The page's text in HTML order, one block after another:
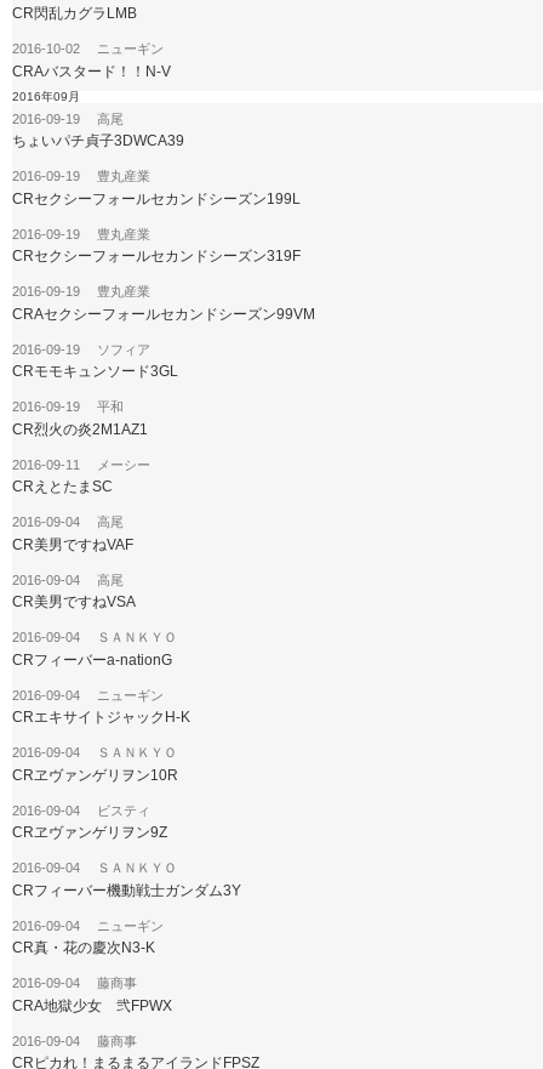
CR閃乱カグラLMB
2016-10-02 ニューギン
CRAバスタード！！N-V
2016年09月
2016-09-19 高尾
ちょいパチ貞子3DWCA39
2016-09-19 豊丸産業
CRセクシーフォールセカンドシーズン199L
2016-09-19 豊丸産業
CRセクシーフォールセカンドシーズン319F
2016-09-19 豊丸産業
CRAセクシーフォールセカンドシーズン99VM
2016-09-19 ソフィア
CRモモキュンソード3GL
2016-09-19 平和
CR烈火の炎2M1AZ1
2016-09-11 メーシー
CRえとたまSC
2016-09-04 高尾
CR美男ですねVAF
2016-09-04 高尾
CR美男ですねVSA
2016-09-04 ＳＡＮＫＹＯ
CRフィーバーa-nationG
2016-09-04 ニューギン
CRエキサイトジャックH-K
2016-09-04 ＳＡＮＫＹＯ
CRヱヴァンゲリヲン10R
2016-09-04 ビスティ
CRヱヴァンゲリヲン9Z
2016-09-04 ＳＡＮＫＹＯ
CRフィーバー機動戦士ガンダム3Y
2016-09-04 ニューギン
CR真・花の慶次N3-K
2016-09-04 藤商事
CRA地獄少女 弐FPWX
2016-09-04 藤商事
CRピカれ！まるまるアイランドFPSZ